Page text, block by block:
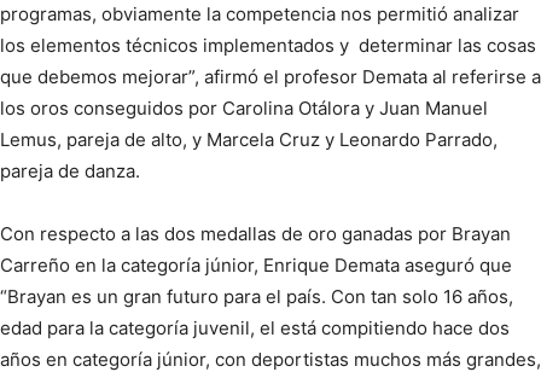
programas, obviamente la competencia nos permitió analizar
los elementos técnicos implementados y determinar las cosas
que debemos mejorar”, afirmó el profesor Demata al referirse a
los oros conseguidos por Carolina Otálora y Juan Manuel
Lemus, pareja de alto, y Marcela Cruz y Leonardo Parrado,
pareja de danza.
Con respecto a las dos medallas de oro ganadas por Brayan
Carreño en la categoría júnior, Enrique Demata aseguró que
“Brayan es un gran futuro para el país. Con tan solo 16 años,
edad para la categoría juvenil, el está compitiendo hace dos
años en categoría júnior, con deportistas muchos más grandes,